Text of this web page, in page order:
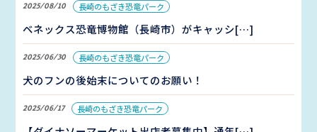
2025/08/10 長崎のもざき恐竜パーク
ベネックス恐竜博物館（長崎市）がキャッシ[…]
2025/06/30 長崎のもざき恐竜パーク
犬のフンの後始末についてのお願い！
2025/06/17 長崎のもざき恐竜パーク